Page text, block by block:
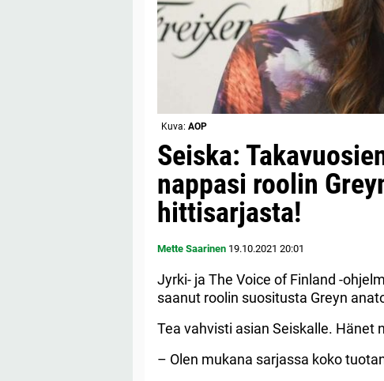
Kuva: AOP
Seiska:
nappasi roolin
hittisarjasta!
Mette Saarinen 19.10.2021 20:01
Jyrki- ja The Voice of Finland -
saanut roolin suositusta Greyn
Tea vahvisti asian Seiskalle. Hänet
– Olen mukana sarjassa koko